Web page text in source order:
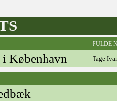
FULDE
i København Tage